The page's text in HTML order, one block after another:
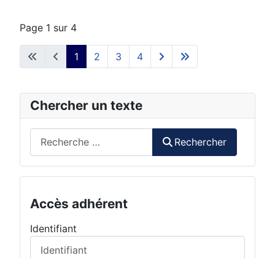
Chercher un texte
Rechercher
Accès adhérent
Identifiant
Page 1 sur 4
1 2 3 4